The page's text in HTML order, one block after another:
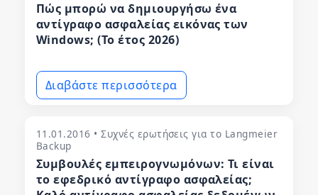
Πώς μπορώ να δημιουργήσω ένα
αντίγραφο ασφαλείας εικόνας των
Windows; (Το έτος 2026)
Διαβάστε περισσότερα
11.01.2016 • Συχνές ερωτήσεις για το Langmeier
Backup
Συμβουλές εμπειρογνωμόνων: Τι είναι
το εφεδρικό αντίγραφο ασφαλείας;